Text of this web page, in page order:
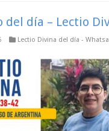
del día – Lectio
Lectio Divina del día -